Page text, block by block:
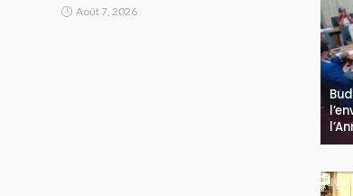
Août 7, 2026